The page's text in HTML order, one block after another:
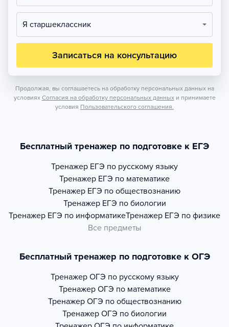
Я старшеклассник
Записаться на консультацию
Продолжая, вы соглашаетесь на обработку персональных данных на
условиях Согласия на обработку персональных данных и принимаете
условия Пользовательского соглашения.
Бесплатный тренажер по подготовке к ЕГЭ
Тренажер ЕГЭ по русскому языку
Тренажер ЕГЭ по математике
Тренажер ЕГЭ по обществознанию
Тренажер ЕГЭ по биологии
Тренажер ЕГЭ по информатикеТренажер ЕГЭ по физике
Все предметы
Бесплатный тренажер по подготовке к ОГЭ
Тренажер ОГЭ по русскому языку
Тренажер ОГЭ по математике
Тренажер ОГЭ по обществознанию
Тренажер ОГЭ по биологии